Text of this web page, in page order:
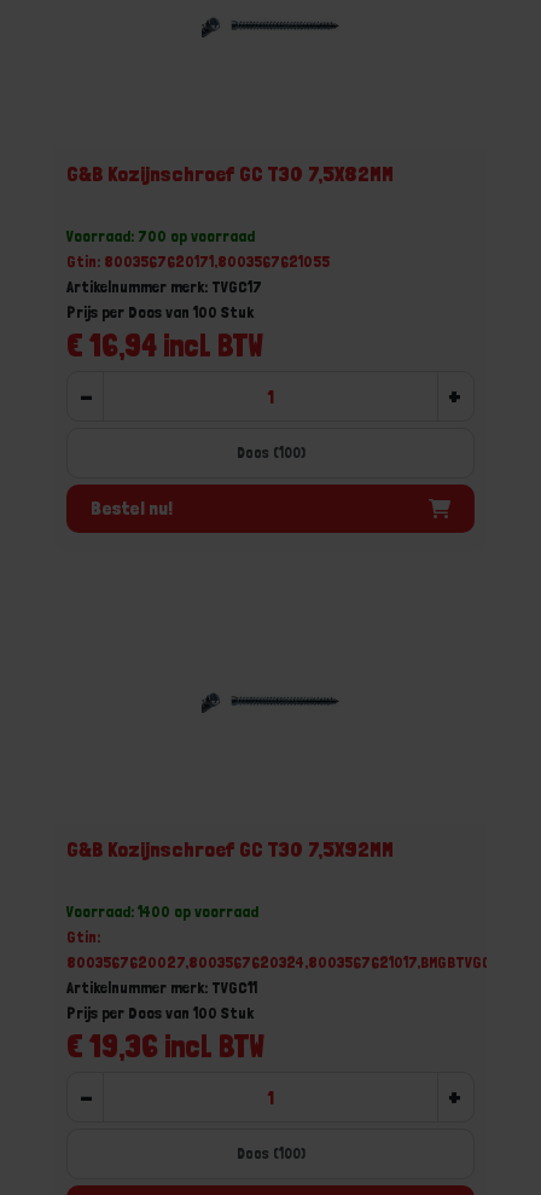
G&B Kozijnschroef GC T30 7,5X82MM
Voorraad: 700 op voorraad
Gtin: 8003567620171,8003567621055
Artikelnummer merk: TVGC17
€ 16,94 incl. BTW
Prijs per Doos van 100 Stuk
- +
Doos (100)
Bestel nu!
G&B Kozijnschroef GC T30 7,5X92MM
Voorraad: 1400 op voorraad
Gtin:
8003567620027,8003567620324,8003567621017,BMGBTVGC11
Artikelnummer merk: TVGC11
€ 19,36 incl. BTW
Prijs per Doos van 100 Stuk
- +
Doos (100)